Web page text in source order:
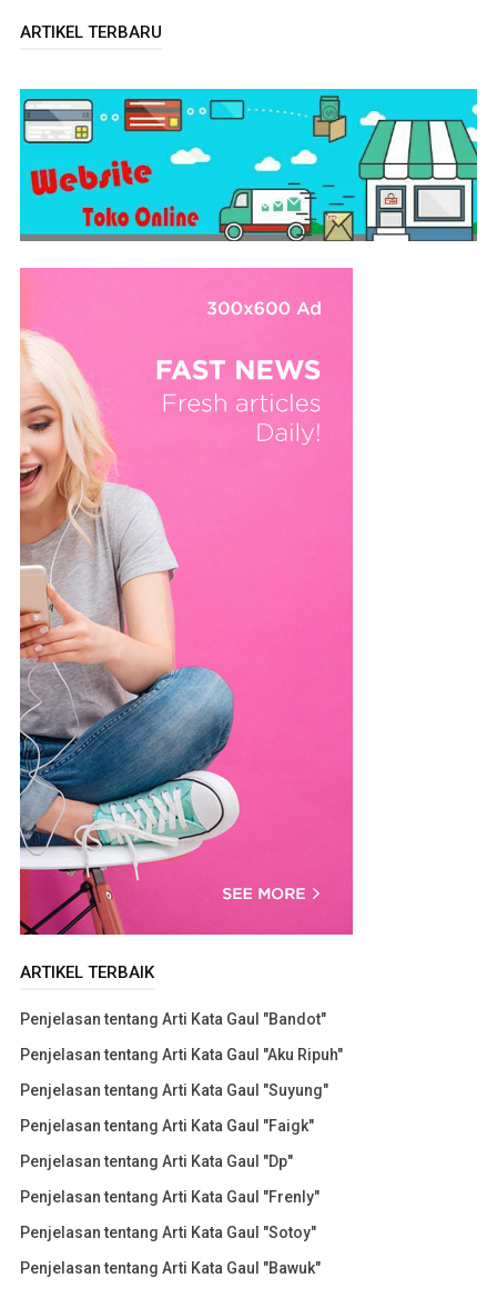
ARTIKEL TERBARU
ARTIKEL TERBAIK
Penjelasan tentang Arti Kata Gaul "Bandot"
Penjelasan tentang Arti Kata Gaul "Aku Ripuh"
Penjelasan tentang Arti Kata Gaul "Suyung"
Penjelasan tentang Arti Kata Gaul "Faigk"
Penjelasan tentang Arti Kata Gaul "Dp"
Penjelasan tentang Arti Kata Gaul "Frenly"
Penjelasan tentang Arti Kata Gaul "Sotoy"
Penjelasan tentang Arti Kata Gaul "Bawuk"